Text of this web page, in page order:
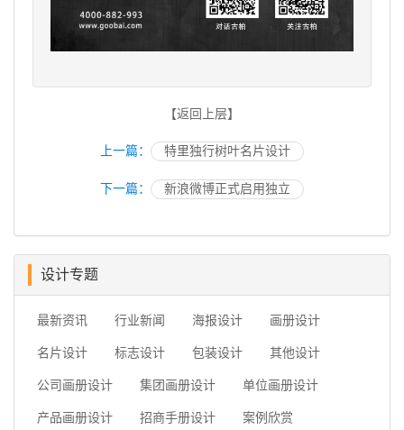
【返回上层】
上一篇： 特里独行树叶名片设计
下一篇： 新浪微博正式启用独立
设计专题
最新资讯 行业新闻 海报设计 画册设计
名片设计 标志设计 包装设计 其他设计
公司画册设计 集团画册设计 单位画册设计
产品画册设计 招商手册设计 案例欣赏